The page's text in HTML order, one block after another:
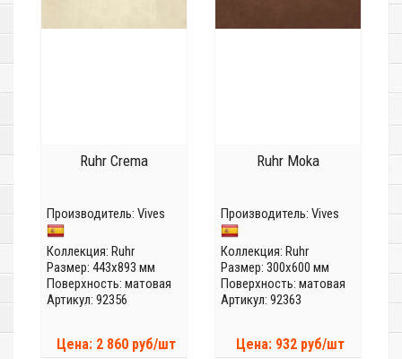
Ruhr Crema
Производитель: Vives
Коллекция: Ruhr
Размер: 443x893 мм
Поверхность: матовая
Артикул: 92356
Цена: 2 860 руб/шт
Ruhr Moka
Производитель: Vives
Коллекция: Ruhr
Размер: 300x600 мм
Поверхность: матовая
Артикул: 92363
Цена: 932 руб/шт